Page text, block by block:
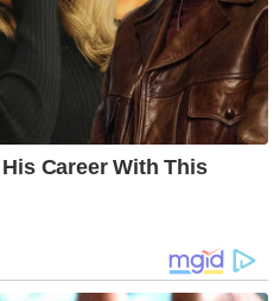
Career With This